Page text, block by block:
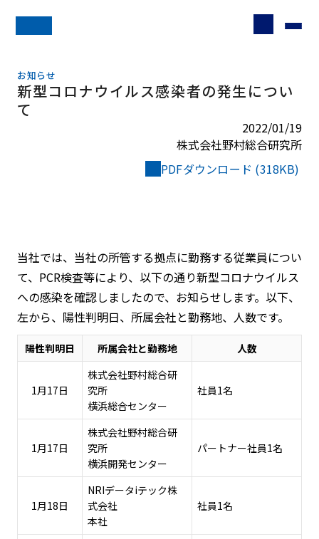
お知らせ
新型コロナウイルス感染者の発生につい
て
2022/01/19
株式会社野村総合研究所
PDFダウンロード (318KB)
当社では、当社の所管する拠点に勤務する従業員につい
て、PCR検査等により、以下の通り新型コロナウイルス
への感染を確認しましたので、お知らせします。以下、
左から、陽性判明日、所属会社と勤務地、人数です。
陽性判明日 所属会社と勤務地 人数
1月17日
株式会社野村総合研
究所
横浜総合センター
社員1名
1月17日
株式会社野村総合研
究所
横浜開発センター
パートナー社員1名
1月18日
NRIデータiテック株
式会社
本社
社員1名